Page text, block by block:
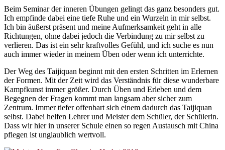
Beim Seminar der inneren Übungen gelingt das ganz besonders gut.
Ich empfinde dabei eine tiefe Ruhe und ein Wurzeln in mir selbst.
Ich bin äußerst präsent und meine Aufmerksamkeit geht in alle
Richtungen, ohne dabei jedoch die Verbindung zu mir selbst zu
verlieren. Das ist ein sehr kraftvolles Gefühl, und ich suche es nun
auch immer wieder in meinem Üben oder wenn ich unterrichte.
Der Weg des Taijiquan beginnt mit den ersten Schritten im Erlernen
der Formen. Mit der Zeit wird das Verständnis für diese wunderbare
Kampfkunst immer größer. Durch Üben und Erleben und dem
Begegnen der Fragen kommt man langsam aber sicher zum
Zentrum. Immer tiefer offenbart sich einem dadurch das Taijiquan
selbst. Dabei helfen Lehrer und Meister dem Schüler, der Schülerin.
Dass wir hier in unserer Schule einen so regen Austausch mit China
pflegen ist unglaublich wertvoll.